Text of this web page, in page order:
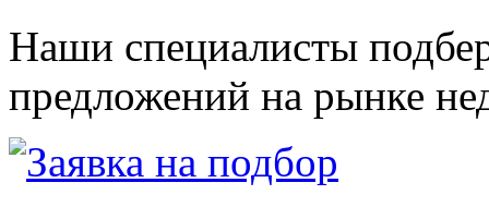
Наши специалисты
предложений на рынке